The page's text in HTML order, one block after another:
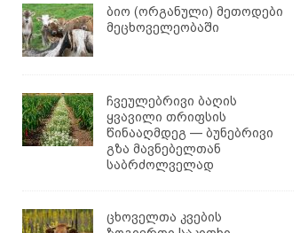
ბიო (ორგანული) მეთოდები
მეცხოველეობაში
ჩვეულებრივი ბაღის
ყვავილი თრიფსის
წინააღმდეგ — ბუნებრივი
გზა მავნებელთან
საბრძოლველად
ცხოველთა კვების